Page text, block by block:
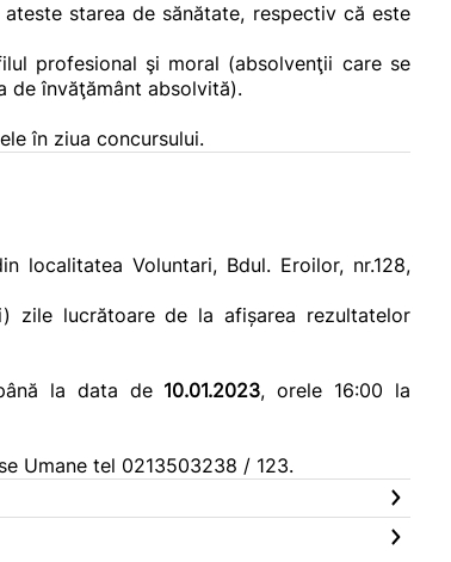
starea de sănătate, respectiv că este
profesional şi moral (absolvenţii care se
de învăţământ absolvită).
în ziua concursului.
localitatea Voluntari, Bdul. Eroilor, nr.128,
zile lucrătoare de la afișarea rezultatelor
la data de 10.01.2023, orele 16:00 la
Umane tel 0213503238 / 123.